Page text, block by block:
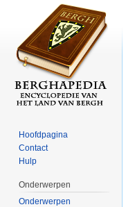
Hoofdpagina
Contact
Hulp
Onderwerpen
Onderwerpen